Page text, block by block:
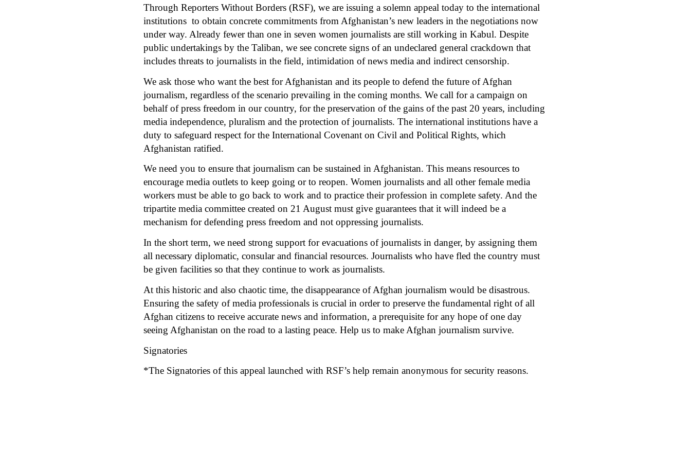
Through Reporters Without Borders (RSF), we are issuing a solemn appeal today to the international
institutions to obtain concrete commitments from Afghanistan’s new leaders in the negotiations now
under way. Already fewer than one in seven women journalists are still working in Kabul. Despite
public undertakings by the Taliban, we see concrete signs of an undeclared general crackdown that
includes threats to journalists in the field, intimidation of news media and indirect censorship.
We ask those who want the best for Afghanistan and its people to defend the future of Afghan
journalism, regardless of the scenario prevailing in the coming months. We call for a campaign on
behalf of press freedom in our country, for the preservation of the gains of the past 20 years, including
media independence, pluralism and the protection of journalists. The international institutions have a
duty to safeguard respect for the International Covenant on Civil and Political Rights, which
Afghanistan ratified.
We need you to ensure that journalism can be sustained in Afghanistan. This means resources to
encourage media outlets to keep going or to reopen. Women journalists and all other female media
workers must be able to go back to work and to practice their profession in complete safety. And the
tripartite media committee created on 21 August must give guarantees that it will indeed be a
mechanism for defending press freedom and not oppressing journalists.
In the short term, we need strong support for evacuations of journalists in danger, by assigning them
all necessary diplomatic, consular and financial resources. Journalists who have fled the country must
be given facilities so that they continue to work as journalists.
At this historic and also chaotic time, the disappearance of Afghan journalism would be disastrous.
Ensuring the safety of media professionals is crucial in order to preserve the fundamental right of all
Afghan citizens to receive accurate news and information, a prerequisite for any hope of one day
seeing Afghanistan on the road to a lasting peace. Help us to make Afghan journalism survive.
Signatories
*The Signatories of this appeal launched with RSF’s help remain anonymous for security reasons.